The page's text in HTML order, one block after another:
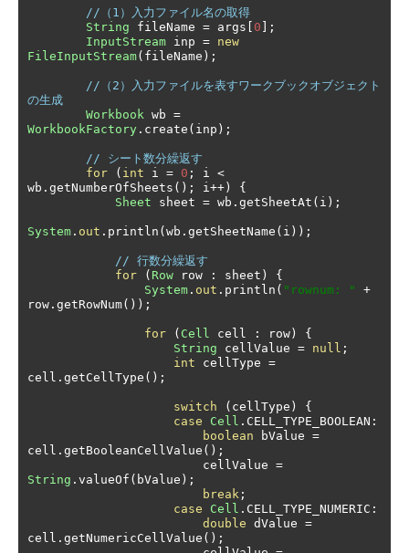
//（1）入力ファイル名の取得
String fileName = args 0 ];
InputStream inp = new
FileInputStream( fileName );
//（2）入力ファイルを表すワークブックオブジェクト
の生成
Workbook wb =
WorkbookFactory . create ( inp );
// シート数分繰返す
for
( int i = 0 ; i <
wb . getNumberOfSheets (); i++)
{
Sheet sheet = wb . getSheetAt ( i );
System . out . println ( wb . getSheetName ( i ));
// 行数分繰返す
for
( Row row : sheet )
{
System . out . println ( "rownum: "
+
row . getRowNum());
for ( Cell cell : row )
{
String cellValue = null ;
int cellType =
cell . getCellType ();
switch ( cellType )
{
case
Cell . CELL_TYPE_BOOLEAN :
boolean bValue =
cell . getBooleanCellValue ();
                        cellValue
=
String . valueOf ( bValue );
break ;
case
Cell . CELL_TYPE_NUMERIC :
double dValue =
cell . getNumericCellValue ();